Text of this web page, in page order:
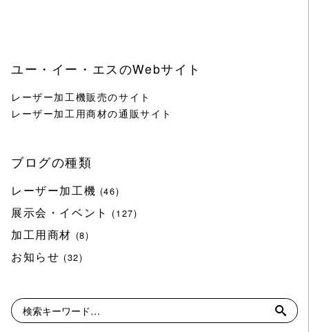
ユー・イー・エスのWebサイト
レーザー加工機販売のサイト
レーザー加工用商材の通販サイト
ブログの種類
レーザー加工機 (46)
展示会・イベント (127)
加工用商材 (8)
お知らせ (32)